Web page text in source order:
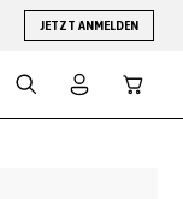
JETZT ANMELDEN